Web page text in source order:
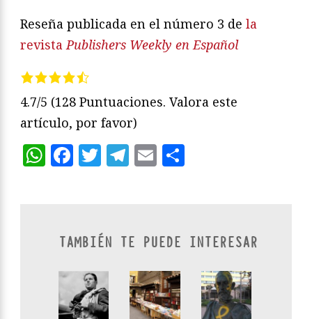
Reseña publicada en el número 3 de la
revista Publishers Weekly en Español
4.7/5 (128 Puntuaciones. Valora este
artículo, por favor)
WhatsApp
Facebook
Twitter
Telegram
Email
TAMBIÉN TE PUEDE INTERESAR